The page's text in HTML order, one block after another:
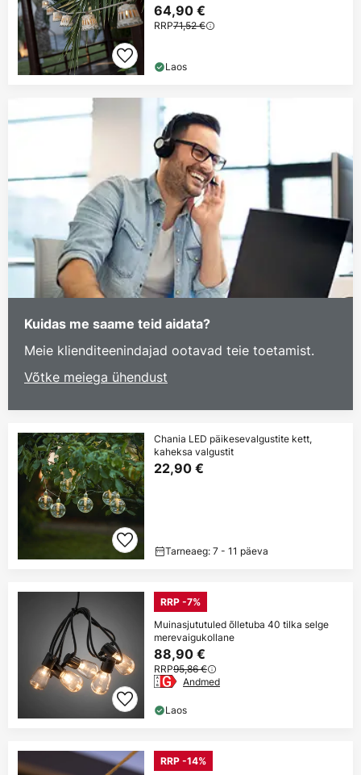
64,90 €
RRP71,52 €
Laos
Kuidas me saame teid aidata?
Meie klienditeenindajad ootavad teie toetamist.
Võtke meiega ühendust
Chania LED päikesevalgustite kett,
kaheksa valgustit
22,90 €
Tarneaeg: 7 - 11 päeva
RRP -7%
Muinasjututuled õlletuba 40 tilka selge
merevaigukollane
88,90 €
RRP95,86 €
Andmed
Laos
RRP -14%